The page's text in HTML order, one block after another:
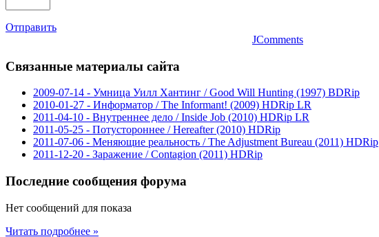
Отправить
JComments
Связанные материалы сайта
2009-07-14 - Умница Уилл Хантинг / Good Will Hunting (1997) BDRip
2010-01-27 - Информатор / The Informant! (2009) HDRip LR
2011-04-10 - Внутреннее дело / Inside Job (2010) HDRip LR
2011-05-25 - Потустороннее / Hereafter (2010) HDRip
2011-07-06 - Меняющие реальность / The Adjustment Bureau (2011) HDRip
2011-12-20 - Заражение / Contagion (2011) HDRip
Последние сообщения форума
Нет сообщений для показа
Читать подробнее »